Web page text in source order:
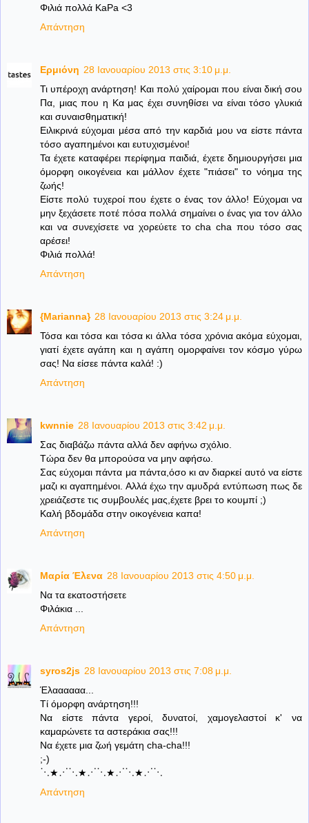
Φιλιά πολλά ΚaPa <3
Απάντηση
Ερμιόνη 28 Ιανουαρίου 2013 στις 3:10 μ.μ.
Τι υπέροχη ανάρτηση! Και πολύ χαίρομαι που είναι δική σου
Πα, μιας που η Κα μας έχει συνηθίσει να είναι τόσο γλυκιά
και συναισθηματική!
Ειλικρινά εύχομαι μέσα από την καρδιά μου να είστε πάντα
τόσο αγαπημένοι και ευτυχισμένοι!
Τα έχετε καταφέρει περίφημα παιδιά, έχετε δημιουργήσει μια
όμορφη οικογένεια και μάλλον έχετε "πιάσει" το νόημα της
ζωής!
Είστε πολύ τυχεροί που έχετε ο ένας τον άλλο! Εύχομαι να
μην ξεχάσετε ποτέ πόσα πολλά σημαίνει ο ένας για τον άλλο
και να συνεχίσετε να χορεύετε το cha cha που τόσο σας
αρέσει!
Φιλιά πολλά!
Απάντηση
{Marianna} 28 Ιανουαρίου 2013 στις 3:24 μ.μ.
Τόσα και τόσα και τόσα κι άλλα τόσα χρόνια ακόμα εύχομαι,
γιατί έχετε αγάπη και η αγάπη ομορφαίνει τον κόσμο γύρω
σας! Να είσεε πάντα καλά! :)
Απάντηση
kwnnie 28 Ιανουαρίου 2013 στις 3:42 μ.μ.
Σας διαβάζω πάντα αλλά δεν αφήνω σχόλιο.
Τώρα δεν θα μπορούσα να μην αφήσω.
Σας εύχομαι πάντα μα πάντα,όσο κι αν διαρκεί αυτό να είστε
μαζι κι αγαπημένοι. Αλλά έχω την αμυδρά εντύπωση πως δε
χρειάζεστε τις συμβουλές μας,έχετε βρει το κουμπί ;)
Καλή βδομάδα στην οικογένεια καπα!
Απάντηση
Μαρία Έλενα 28 Ιανουαρίου 2013 στις 4:50 μ.μ.
Να τα εκατοστήσετε
Φιλάκια ...
Απάντηση
syros2js 28 Ιανουαρίου 2013 στις 7:08 μ.μ.
Έλαααααα...
Τί όμορφη ανάρτηση!!!
Να είστε πάντα γεροί, δυνατοί, χαμογελαστοί κ' να
καμαρώνετε τα αστεράκια σας!!!
Να έχετε μια ζωή γεμάτη cha-cha!!!
;-)
⋱★⋰⋱★⋰⋱★⋰⋱★⋰⋱
Απάντηση